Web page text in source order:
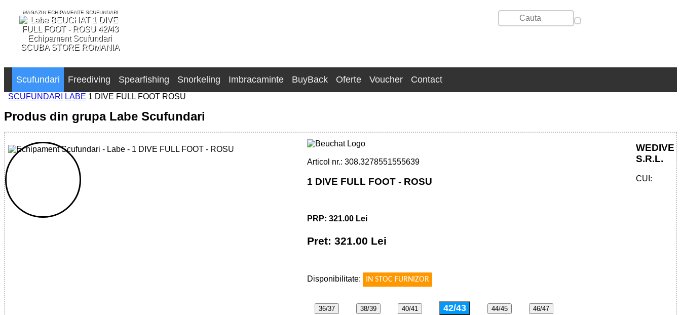
MAGAZIN ECHIPAMENTE SCUFUNDARI
SCUBA STORE ROMANIA
Scufundari Freediving Spearfishing Snorkeling Imbracaminte BuyBack Oferte Voucher Contact
SCUFUNDARI LABE 1 DIVE FULL FOOT ROSU
Produs din grupa Labe Scufundari
32785515556 - 1 DIVE FULL FOOT - RED
Articol nr.: 308.3278551555639
1 DIVE FULL FOOT - ROSU
PRP: 321.00 Lei
Pret: 321.00 Lei
Disponibilitate:
IN STOC FURNIZOR
36/37 38/39 40/41 42/43 44/45 46/47
WEDIVE
S.R.L.
CUI: